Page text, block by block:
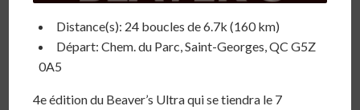
Distance(s): 24 boucles de 6.7k (160 km)
Départ: Chem. du Parc, Saint-Georges, QC G5Z
0A5
4e édition du Beaver’s Ultra qui se tiendra le 7